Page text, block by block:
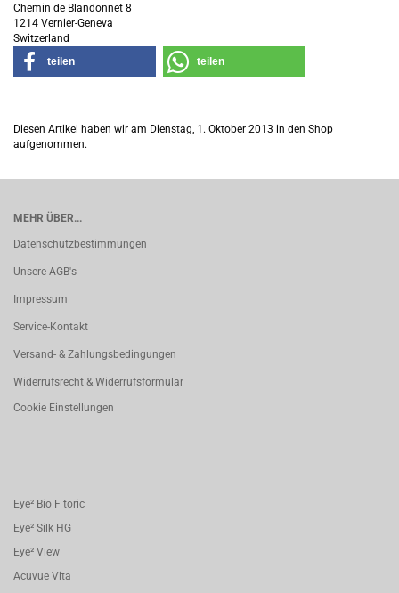
Chemin de Blandonnet 8
1214 Vernier-Geneva
Switzerland
teilen
teilen
Diesen Artikel haben wir am Dienstag, 1. Oktober 2013 in den Shop
aufgenommen.
MEHR ÜBER...
Datenschutzbestimmungen
Unsere AGB's
Impressum
Service-Kontakt
Versand- & Zahlungsbedingungen
Widerrufsrecht & Widerrufsformular
Cookie Einstellungen
Eye² Bio F toric
Eye² Silk HG
Eye² View
Acuvue Vita